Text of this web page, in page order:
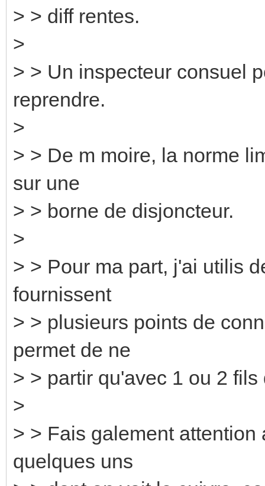
> > diff rentes.
>
> > Un inspecteur consuel
reprendre.
>
> > De m moire, la norme
sur une
> > borne de disjoncteur.
>
> > Pour ma part, j'ai utilis
fournissent
> > plusieurs points de
permet de ne
> > partir qu'avec 1 ou 2
>
> > Fais galement
quelques uns